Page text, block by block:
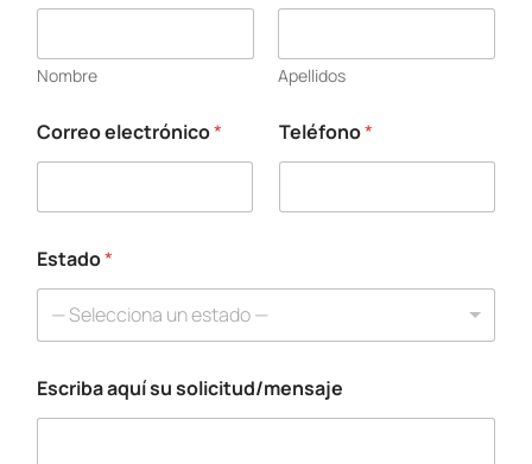
Nombre Apellidos
Correo electrónico* Teléfono*
Estado*
— Selecciona un estado —
*
C
Escriba aquí su solicitud/mensaje